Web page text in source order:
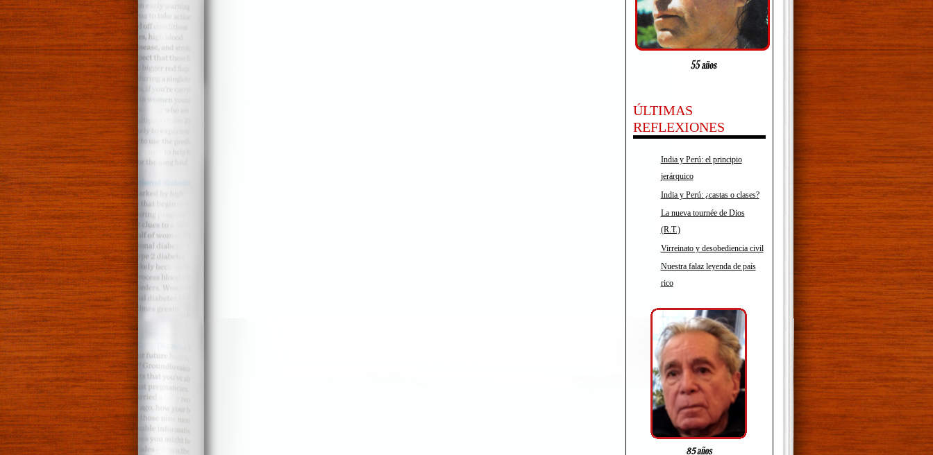
ÚLTIMAS
REFLEXIONES
India y Perú: el principio
jerárquico
India y Perú: ¿castas o clases?
La nueva tournée de Dios
(R.T.)
Virreinato y desobediencia civil
Nuestra falaz leyenda de país
rico